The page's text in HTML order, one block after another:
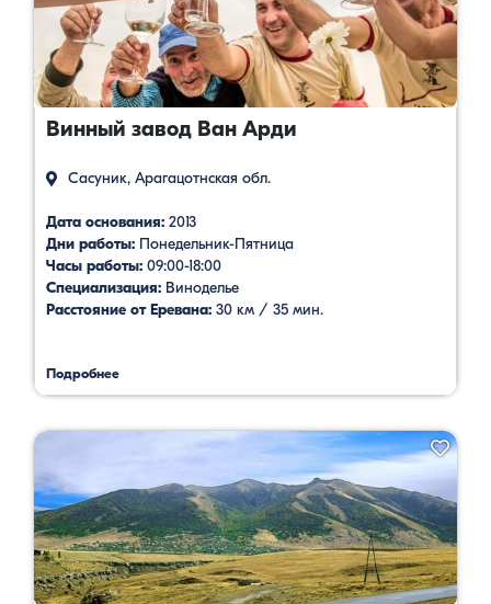
Винный завод Ван Арди
Сасуник, Арагацотнская обл.
Дата основания: 2013
Дни работы: Понедельник-Пятница
Часы работы: 09:00-18:00
Специализация: Виноделье
Расстояние от Еревана: 30 км / 35 мин.
Подробнее